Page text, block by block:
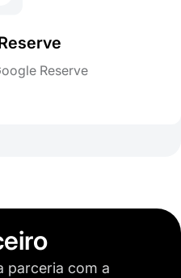
Reserve
parceria com a